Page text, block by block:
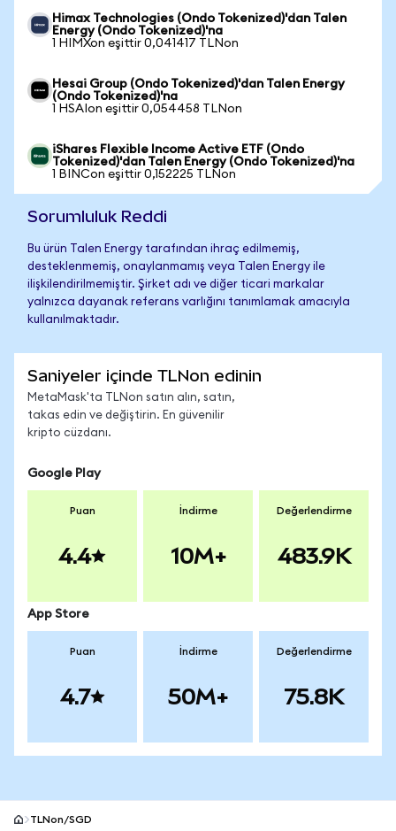
Himax Technologies (Ondo Tokenized)'dan Talen
Energy (Ondo Tokenized)'na
1 HIMXon eşittir 0,041417 TLNon
Hesai Group (Ondo Tokenized)'dan Talen Energy
(Ondo Tokenized)'na
1 HSAIon eşittir 0,054458 TLNon
iShares Flexible Income Active ETF (Ondo
Tokenized)'dan Talen Energy (Ondo Tokenized)'na
1 BINCon eşittir 0,152225 TLNon
Sorumluluk Reddi
Bu ürün Talen Energy tarafından ihraç edilmemiş,
desteklenmemiş, onaylanmamış veya Talen Energy ile
ilişkilendirilmemiştir. Şirket adı ve diğer ticari markalar
yalnızca dayanak referans varlığını tanımlamak amacıyla
kullanılmaktadır.
Saniyeler içinde TLNon edinin
MetaMask'ta TLNon satın alın, satın,
takas edin ve değiştirin. En güvenilir
kripto cüzdanı.
Google Play
Puan
4.4
İndirme
10M+
Değerlendirme
483.9K
App Store
Puan
4.7
İndirme
50M+
Değerlendirme
75.8K
TLNon/SGD